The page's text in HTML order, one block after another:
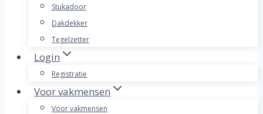
Stukadoor
Dakdekker
Tegelzetter
Login
Registratie
Voor vakmensen
Voor vakmensen